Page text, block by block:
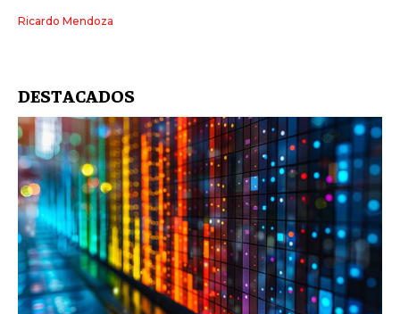
Ricardo Mendoza
DESTACADOS